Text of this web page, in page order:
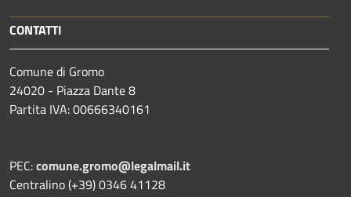
CONTATTI
Comune di Gromo
24020 - Piazza Dante 8
Partita IVA: 00666340161
PEC:comune.gromo@legalmail.it
Centralino (+39) 0346 41128